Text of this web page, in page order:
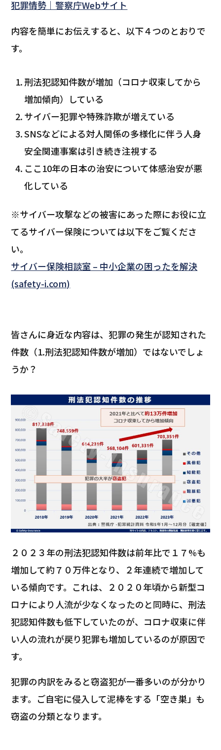
犯罪情勢｜警察庁Webサイト
内容を簡単にお伝えすると、以下４つのとおりで
す。
刑法犯認知件数が増加（コロナ収束してから
増加傾向）している
サイバー犯罪や特殊詐欺が増えている
SNSなどによる対人関係の多様化に伴う人身
安全関連事案は引き続き注視する
ここ10年の日本の治安について体感治安が悪
化している
※サイバー攻撃などの被害にあった際にお役に立
てるサイバー保険については以下をご覧くださ
い。
サイバー保険相談室 – 中小企業の困ったを解決
(safety-i.com)
皆さんに身近な内容は、犯罪の発生が認知された
件数（1.刑法犯認知件数が増加）ではないでしょ
うか？
２０２３年の刑法犯認知件数は前年比で１７%も
増加して約７０万件となり、２年連続で増加して
いる傾向です。これは、２０２０年頃から新型コ
ロナにより人流が少なくなったのと同時に、刑法
犯認知件数も低下していたのが、コロナ収束に伴
い人の流れが戻り犯罪も増加しているのが原因で
す。
犯罪の内訳をみると窃盗犯が一番多いのが分かり
ます。ご自宅に侵入して泥棒をする「空き巣」も
窃盗の分類となります。